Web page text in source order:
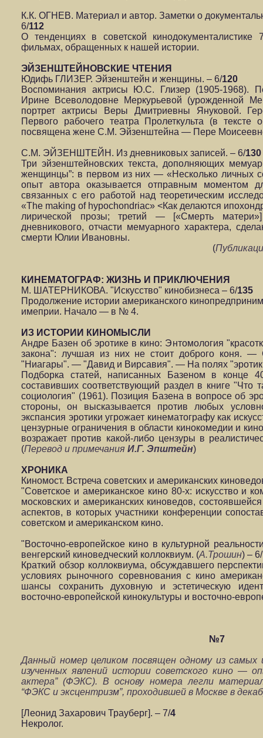
К.К. ОГНЕВ. Материал и автор. Заметки о
6/112
О тенденциях в советской
фильмах, обращенных к нашей истории.
ЭЙЗЕНШТЕЙНОВСКИЕ ЧТЕНИЯ
Юдифь ГЛИЗЕР. Эйзенштейн и женщины. – 6/120
Воспоминания актрисы Ю.С. Глизер (1905-1968).
Ирине Всеволодовне Меркурьевой (урожденной
портрет актрисы Веры Дмитриевны Януковой.
Первого рабочего театра Пролеткульта (в тексте
посвящена жене С.М. Эйзенштейна — Пере
С.М. ЭЙЗЕНШТЕЙН. Из дневниковых записей. – 6/130
Три эйзенштейновских текста, дополняющих
женщинцы”: в первом из них — «Несколько личных
опыт автора оказывается отправным моментом
связанных с его работой над теоретическим
«The making of hypochondriac» <Как делаются
лирической прозы; третий — [«Смерть
дневникового, отчасти мемуарного характера,
смерти Юлии Ивановны.
(
КИНЕМАТОГРАФ: ЖИЗНЬ И ПРИКЛЮЧЕНИЯ
М. ШАТЕРНИКОВА. "Искусство" кинобизнеса – 6/135
Продолжение истории американского
имеприи. Начало — в № 4.
ИЗ ИСТОРИИ КИНОМЫСЛИ
Андре Базен об эротике в кино: Энтомология
закона": лучшая из них не стоит доброго коня.
"Ниагары". — "Давид и Вирсавия". — На полях
Подборка статей, написанных Базеном в конце
составивших соответствующий раздел в книге "Что
социология" (1961). Позиция Базена в вопросе об
стороны, он высказывается против любых
экспансия эротики угрожает кинематографу как
цензурные ограничения в области кинокомедии и
возражает против какой-либо цензуры в
(Перевод и примечания И.Г. Эпштейн)
ХРОНИКА
Киномост. Встреча советских и американских
"Советское и американское кино 80-х: искусство и
московских и американских киноведов,
аспектов, в которых участники конференции
советском и американском кино.
"Восточно-европейское кино в культурной
венгерский киноведческий коллоквиум. (А.Трошин) – 6/
Краткий обзор коллоквиума, обсуждавшего
условиях рыночного соревнования с кино
шансы сохранить духовную и эстетическую
восточно-европейской кинокультуры и восточно-
№7
Данный номер целиком посвящен одному из
изученных явлений истории советского кино —
актера” (ФЭКС). В основу номера легли
“ФЭКС и эксцентризм”, проходившей в Москве в
[Леонид Захарович Трауберг]. – 7/4
Некролог.